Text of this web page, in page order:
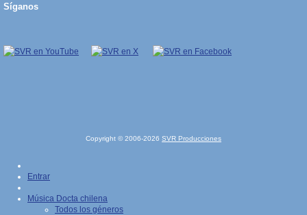
Síganos
Copyright © 2006-2026 SVR Producciones
Entrar
Música Docta chilena
Todos los géneros